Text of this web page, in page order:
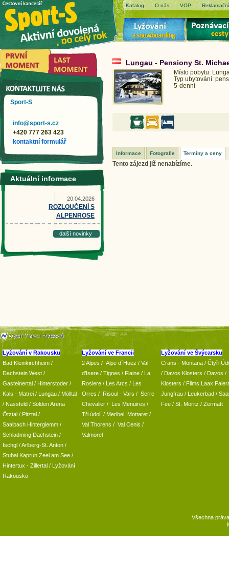
Katalog O nás VOP
Lungau - Pensiony St.
Místo pobytu:
Typ ubytování:
5-denní
Informace Fotografie Termíny a ceny
Tento zájezd již nenabízíme.
Sport-S
info@sport-s.cz
+420 777 263 423
kontaktní formulář
Aktuální informace
20.04.2026
ROZLOUČENÍ S
ALPENROSE
další novinky
Lyžování v Rakousku
Bad Kleinkirchheim /
Dachstein West /
Gasteinertal / Hinterstoder /
Kals - Matrei / Lungau / Mölltal
/ Nassfeld / Sölden Arena
Ötztal / Pitztal /
Saalbach Hinterglemm /
Schladming Dachstein /
Ischgl /Arlberg-St. Anton /
Stubai Kaprun Zeel am See /
Hintertux - Zillertal / Lyžování
Rakousko
Lyžování ve Francii
2 Alpes / Alpe d´Huez / Val
d’Isere / Tignes / Flaine / La
Rosiere / Les Arcs / Les
Orres / Risoul - Vars / Serre
Chevalier / Les Menuires /
Tři údolí / Meribel Mottaret /
Val Thorens / Val Cenis /
Valmorel
Lyžování ve Švýcarsku
Crans - Montana / Čtyři
/ Davos Klosters / Davos /
Klosters / Flims Laax
Jungfrau / Leukerbad /
Fee / St. Moritz / Zermatt
Všechna